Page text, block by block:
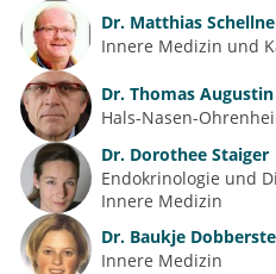
Dr. Matthias
Innere Medizin und
Dr. Thomas Augustin
Hals-Nasen-
Dr. Dorothee Staiger
Endokrinologie und
Innere Medizin
Dr. Baukje
Innere Medizin